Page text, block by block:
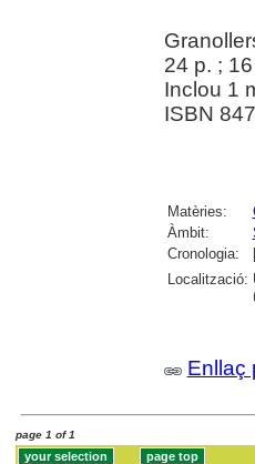
24 p. ;
Inclou 1
ISBN
Matèries:
Àmbit:
Cronologia:
Localització:
Enllaç
page 1 of 1